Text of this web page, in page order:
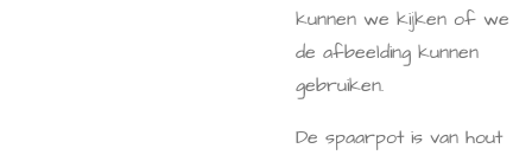
kunnen we kijken of we
de afbeelding kunnen
gebruiken.
De spaarpot is van hout